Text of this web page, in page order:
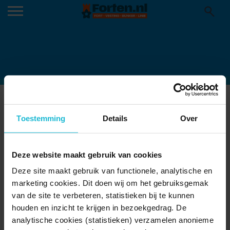
Toestemming Details Over
Deze website maakt gebruik van cookies
Deze site maakt gebruik van functionele, analytische en
marketing cookies. Dit doen wij om het gebruiksgemak
van de site te verbeteren, statistieken bij te kunnen
houden en inzicht te krijgen in bezoekgedrag. De
analytische cookies (statistieken) verzamelen anonieme
EONYOTWXUAAZLFI